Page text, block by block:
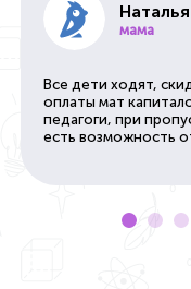
мама
Все дети ходят,
оплаты мат
педагоги, при
есть возможность